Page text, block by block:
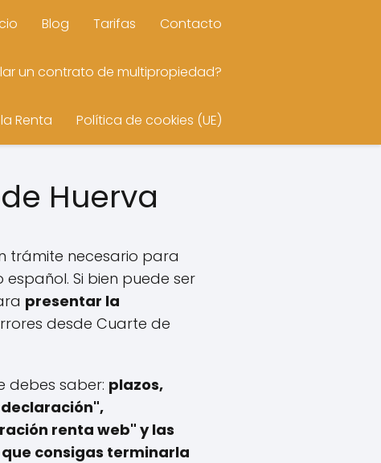
Blog Tarifas Contacto
un contrato de multipropiedad?
Renta Política de cookies (UE)
Huerva
trámite necesario para
Si bien puede ser
presentar la
desde Cuarte de
debes saber: plazos,
renta web" y las
consigas terminarla